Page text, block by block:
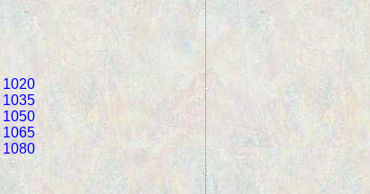
1020
1035
1050
1065
1080